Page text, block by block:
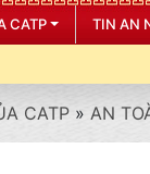
CATP TIN AN
CATP » AN